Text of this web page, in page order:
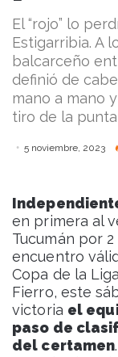
El “rojo” lo
Estigarribia. A
balcarceño
definió de
mano a mano
tiro de la
5 noviembre, 2023
en primera al
Tucumán por
encuentro
Copa de la
Fierro, este
victoria el
paso de
del certamen